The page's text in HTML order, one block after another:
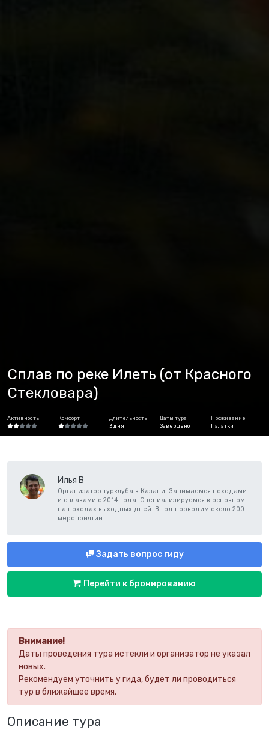
Сплав по реке Илеть (от Красного
Стекловара)
Активность Комфорт
Длительность
3 дня
Даты тура
Завершено
Проживание
Палатки
Внимание!
Даты проведения тура истекли и организатор не указал
новых.
Рекомендуем уточнить у гида, будет ли проводиться
тур в ближайшее время.
Описание тура
Илья В
Организатор турклуба в Казани. Занимаемся походами
и сплавами с 2014 года. Специализируемся в основном
на походах выходных дней. В год проводим около 200
мероприятий.
Задать вопрос гиду
Перейти к бронированию